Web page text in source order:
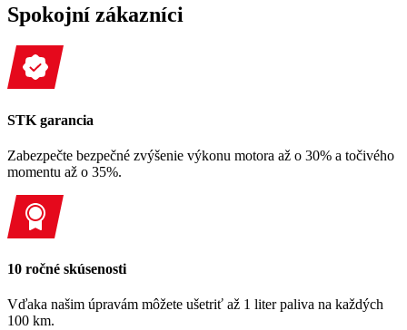
Spokojní zákazníci
STK garancia
Zabezpečte bezpečné zvýšenie výkonu motora až o 30% a točivého
momentu až o 35%.
10 ročné skúsenosti
Vďaka našim úpravám môžete ušetriť až 1 liter paliva na každých
100 km.